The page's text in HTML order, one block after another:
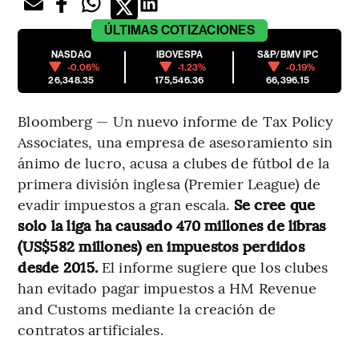
ÚLTIMAS COTIZACIONES
NASDAQ
-0.06%
26,348.35
IBOVESPA
-1.23%
175,546.36
S&P/BMV IPC
-0.19%
66,396.15
Bloomberg — Un nuevo informe de Tax Policy
Associates, una empresa de asesoramiento sin
ánimo de lucro, acusa a clubes de fútbol de la
primera división inglesa (Premier League) de
evadir impuestos a gran escala. Se cree que
solo la liga ha causado 470 millones de libras
(US$582 millones) en impuestos perdidos
desde 2015. El informe sugiere que los clubes
han evitado pagar impuestos a HM Revenue
and Customs mediante la creación de
contratos artificiales.